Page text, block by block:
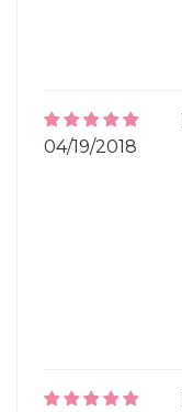
04/19/2018